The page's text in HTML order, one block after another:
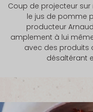
Coup de projecteur
le jus de pomme
producteur Arnaud
amplement à lui
avec des produits
désaltérant